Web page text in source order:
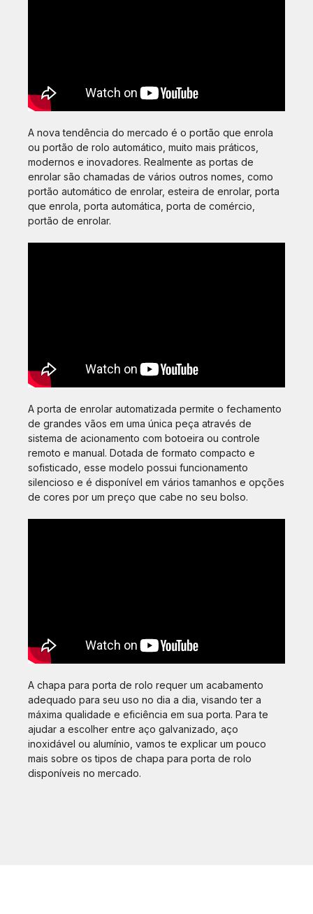
A nova tendência do mercado é o portão que enrola
ou portão de rolo automático, muito mais práticos,
modernos e inovadores. Realmente as portas de
enrolar são chamadas de vários outros nomes, como
portão automático de enrolar, esteira de enrolar, porta
que enrola, porta automática, porta de comércio,
portão de enrolar.
A porta de enrolar automatizada permite o fechamento
de grandes vãos em uma única peça através de
sistema de acionamento com botoeira ou controle
remoto e manual. Dotada de formato compacto e
sofisticado, esse modelo possui funcionamento
silencioso e é disponível em vários tamanhos e opções
de cores por um preço que cabe no seu bolso.
A chapa para porta de rolo requer um acabamento
adequado para seu uso no dia a dia, visando ter a
máxima qualidade e eficiência em sua porta. Para te
ajudar a escolher entre aço galvanizado, aço
inoxidável ou alumínio, vamos te explicar um pouco
mais sobre os tipos de chapa para porta de rolo
disponíveis no mercado.